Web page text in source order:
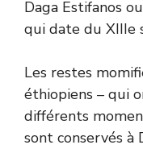
Daga Estifanos
qui date du XIIIe
Les restes
éthiopiens – qui
différents
sont conservés à